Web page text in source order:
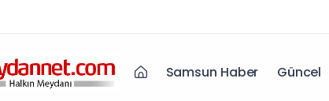
Samsun Haber Güncel